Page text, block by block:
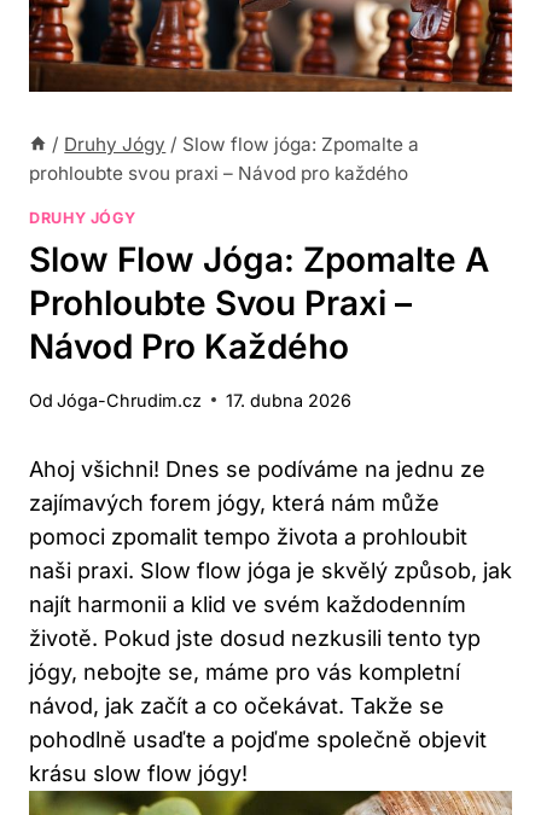
/ Druhy Jógy / Slow flow jóga: Zpomalte a
prohloubte svou praxi – Návod pro každého
DRUHY JÓGY
Slow Flow Jóga: Zpomalte A
Prohloubte Svou Praxi –
Návod Pro Každého
Od Jóga-Chrudim.cz 17. dubna 2026
Ahoj všichni! Dnes se podíváme na jednu‍ ze
zajímavých forem jógy,⁣ která ​nám může
pomoci zpomalit tempo života a prohloubit‌
naši praxi. Slow flow jóga je skvělý způsob, ‌jak
najít ⁤harmonii a klid ‍ve svém každodenním
životě. ⁤Pokud jste dosud nezkusili⁢ tento typ
jógy, nebojte se, máme pro vás‍ kompletní
návod, ⁢jak začít a co očekávat. Takže se
pohodlně usaďte a pojďme společně ‍objevit
krásu slow flow jógy!